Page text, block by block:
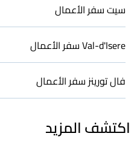
سيت سفر الأعمال
Val-d'Isere سفر الأعمال
فال تورينز سفر الأعمال
اكتشف المزيد